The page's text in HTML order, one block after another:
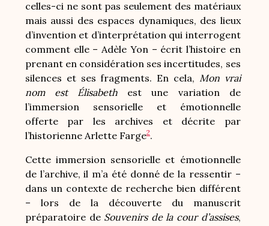
celles-ci ne sont pas seulement des matériaux
mais aussi des espaces dynamiques, des lieux
d’invention et d’interprétation qui interrogent
comment elle – Adèle Yon – écrit l’histoire en
prenant en considération ses incertitudes, ses
silences et ses fragments. En cela, Mon vrai
nom est Élisabeth est une variation de
l’immersion sensorielle et émotionnelle
offerte par les archives et décrite par
l’historienne Arlette Farge2.
Cette immersion sensorielle et émotionnelle
de l’archive, il m’a été donné de la ressentir –
dans un contexte de recherche bien différent
– lors de la découverte du manuscrit
préparatoire de Souvenirs de la cour d’assises,